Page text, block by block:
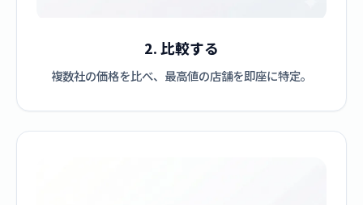
2. 比較する
複数社の価格を比べ、最高値の店舗を即座に特定。